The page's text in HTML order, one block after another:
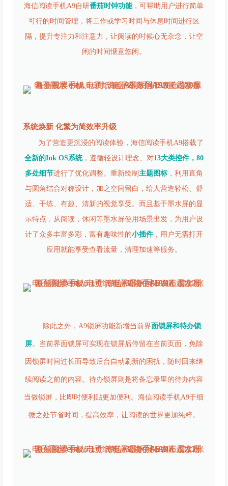
海信阅读手机A9自研番茄时钟功能，可帮助用户进行简单
可行的时间管理，将工作或学习时间与休息时间进行区
隔，提升专注力和注意力，让阅读的时候心无杂念，让空
闲的时间惬意悠闲。
系统焕新 化繁为简效率升级
为了营造更沉浸的阅读体验，海信阅读手机A9搭载了
全新的Ink OS系统，遵循轻设计理念、对13大类控件，80
多处细节进行了优化调整。重新绘制 主题图标，利用直角
与圆角结合对称设计，加之空间留白，给人营造轻松、舒
适、干练、有趣、清新的视觉享受。而且基于墨水屏的显
示特点，从阅读，休闲等墨水屏使用场景出发，为用户设
计了众多丰富多彩，富有趣味性的小插件，用户无需打开
应用就能享受查看流量，清理加速等服务。
除此之外，A9锁屏功能新增当前界面锁屏和待办锁
屏。当前界面锁屏可实现在锁屏后停留在当前页面，免除
因锁屏时间过长而导致后台自动刷新的困扰，随时回来继
续阅读之前的内容。待办锁屏则是将备忘录里的待办内容
当做锁屏，比即时便利贴更加便利。海信阅读手机A9于细
微之处节省时间，提高效率，让阅读的世界更加纯粹。